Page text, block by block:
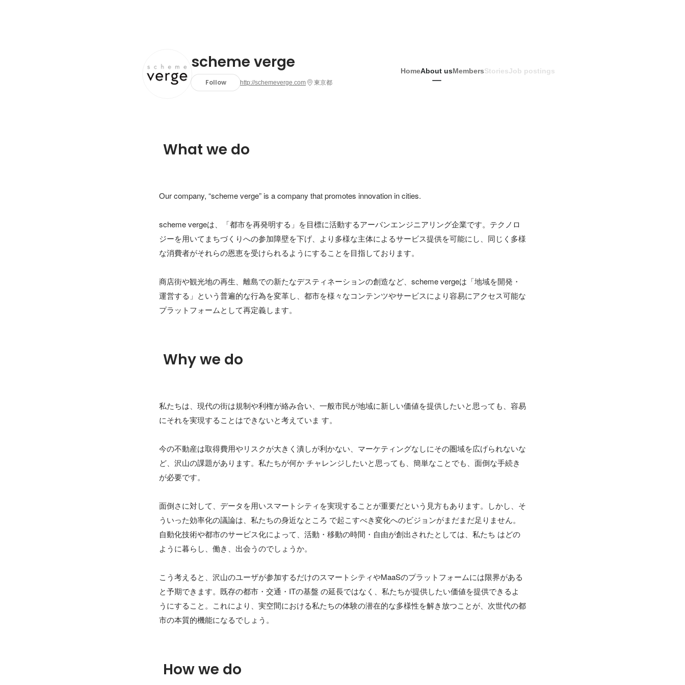
scheme verge
Follow http://schemeverge.com 東京都
HomeAbout usMembersStoriesJob postings
What we do
Our company, “scheme verge” is a company that promotes innovation in cities.
scheme vergeは、「都市を再発明する」を目標に活動するアーバンエンジニアリング企業です。テクノロ
ジーを用いてまちづくりへの参加障壁を下げ、より多様な主体によるサービス提供を可能にし、同じく多様
な消費者がそれらの恩恵を受けられるようにすることを目指しております。
商店街や観光地の再生、離島での新たなデスティネーションの創造など、scheme vergeは「地域を開発・
運営する」という普遍的な行為を変革し、都市を様々なコンテンツやサービスにより容易にアクセス可能な
プラットフォームとして再定義します。
Why we do
私たちは、現代の街は規制や利権が絡み合い、一般市民が地域に新しい価値を提供したいと思っても、容易
にそれを実現することはできないと考えていま す。
今の不動産は取得費用やリスクが大きく潰しが利かない、マーケティングなしにその圏域を広げられないな
ど、沢山の課題があります。私たちが何か チャレンジしたいと思っても、簡単なことでも、面倒な手続き
が必要です。
面倒さに対して、データを用いスマートシティを実現することが重要だという見方もあります。しかし、そ
ういった効率化の議論は、私たちの身近なところ で起こすべき変化へのビジョンがまだまだ足りません。
自動化技術や都市のサービス化によって、活動・移動の時間・自由が創出されたとしては、私たち はどの
ように暮らし、働き、出会うのでしょうか。
こう考えると、沢山のユーザが参加するだけのスマートシティやMaaSのプラットフォームには限界がある
と予期できます。既存の都市・交通・ITの基盤 の延長ではなく、私たちが提供したい価値を提供できるよ
うにすること。これにより、実空間における私たちの体験の潜在的な多様性を解き放つことが、次世代の都
市の本質的機能になるでしょう。
How we do